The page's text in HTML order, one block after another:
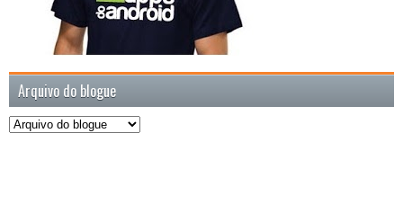
Arquivo do blogue